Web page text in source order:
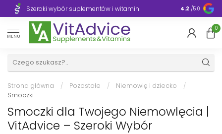
Szeroki wybór suplementów i witamin 4.2 /5.0
MENU
0
Strona główna / Pozostałe / Niemowlę i dziecko
/
Smoczki
Smoczki dla Twojego Niemowlęcia |
VitAdvice – Szeroki Wybór